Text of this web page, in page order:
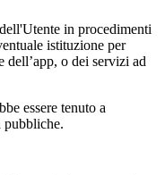
in procedimenti
istituzione per
dell’app, o dei servizi ad
essere tenuto a
pubbliche.